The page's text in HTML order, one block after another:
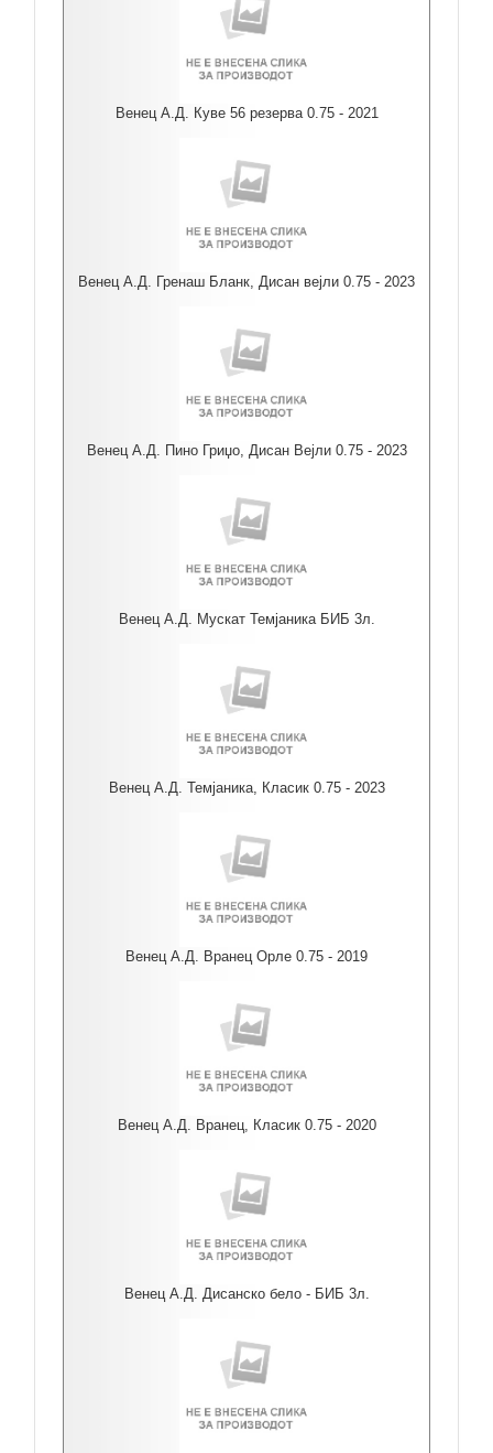
Венец А.Д. Куве 56 резерва 0.75 - 2021
Венец А.Д. Гренаш Бланк, Дисан вејли 0.75 - 2023
Венец А.Д. Пино Гриџо, Дисан Вејли 0.75 - 2023
Венец А.Д. Мускат Темјаника БИБ 3л.
Венец А.Д. Темјаника, Класик 0.75 - 2023
Венец А.Д. Вранец Орле 0.75 - 2019
Венец А.Д. Вранец, Класик 0.75 - 2020
Венец А.Д. Дисанско бело - БИБ 3л.